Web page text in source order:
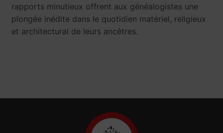
rapports minutieux offrent aux généalogistes une
plongée inédite dans le quotidien matériel, religieux
et architectural de leurs ancêtres.